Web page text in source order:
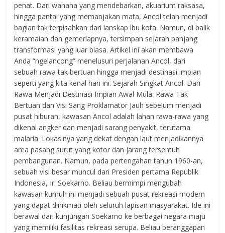
penat. Dari wahana yang mendebarkan, akuarium raksasa,
hingga pantai yang memanjakan mata, Ancol telah menjadi
bagian tak terpisahkan dari lanskap ibu kota. Namun, di balik
keramaian dan gemerlapnya, tersimpan sejarah panjang
transformasi yang luar biasa. Artikel ini akan membawa
Anda “ngelancong” menelusuri perjalanan Ancol, dari
sebuah rawa tak bertuan hingga menjadi destinasi impian
seperti yang kita kenal hari ini. Sejarah Singkat Ancol: Dari
Rawa Menjadi Destinasi Impian Awal Mula: Rawa Tak
Bertuan dan Visi Sang Proklamator Jauh sebelum menjadi
pusat hiburan, kawasan Ancol adalah lahan rawa-rawa yang
dikenal angker dan menjadi sarang penyakit, terutama
malaria. Lokasinya yang dekat dengan laut menjadikannya
area pasang surut yang kotor dan jarang tersentuh
pembangunan. Namun, pada pertengahan tahun 1960-an,
sebuah visi besar muncul dari Presiden pertama Republik
Indonesia, Ir. Soekarno. Beliau bermimpi mengubah
kawasan kumuh ini menjadi sebuah pusat rekreasi modern
yang dapat dinikmati oleh seluruh lapisan masyarakat. Ide ini
berawal dari kunjungan Soekarno ke berbagai negara maju
yang memiliki fasilitas rekreasi serupa. Beliau beranggapan